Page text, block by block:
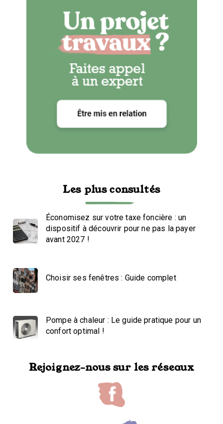
Les plus consultés
Économisez sur votre taxe foncière : un
dispositif à découvrir pour ne pas la payer
avant 2027 !
Choisir ses fenêtres : Guide complet
Pompe à chaleur : Le guide pratique pour un
confort optimal !
Rejoignez-nous sur les réseaux